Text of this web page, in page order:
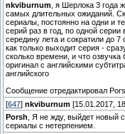
nkviburnum , я Шерлока 3 года
самых длительных ожиданий.
сериалы, постоянно на одни и
серий раз в год, по одной
середину лета и сократили до
как только выходит серия -
сколько времени, и что
оригинал с английскими
английского
Сообщение отредактировал
[647] nkviburnum [15.01.2017,
Porsh , Я не жду, выйдет новый
сериалы с нетерпением.